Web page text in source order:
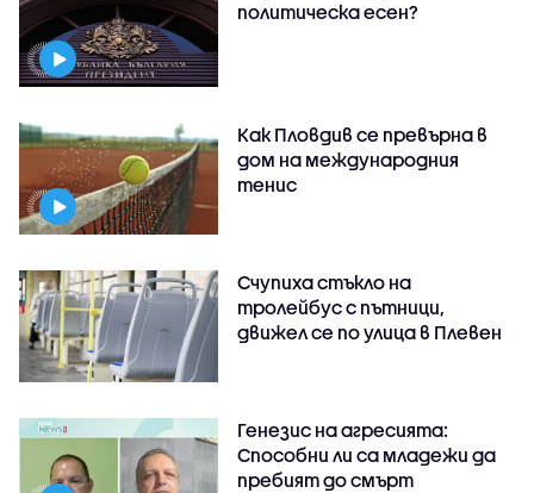
политическа есен?
Как Пловдив се превърна в
дом на международния
тенис
Счупиха стъкло на
тролейбус с пътници,
движел се по улица в Плевен
Генезис на агресията:
Способни ли са младежи да
пребият до смърт